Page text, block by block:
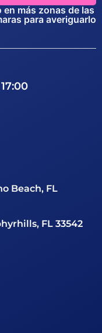
más zonas de las
para averiguarlo
Beach, FL
FL 33542